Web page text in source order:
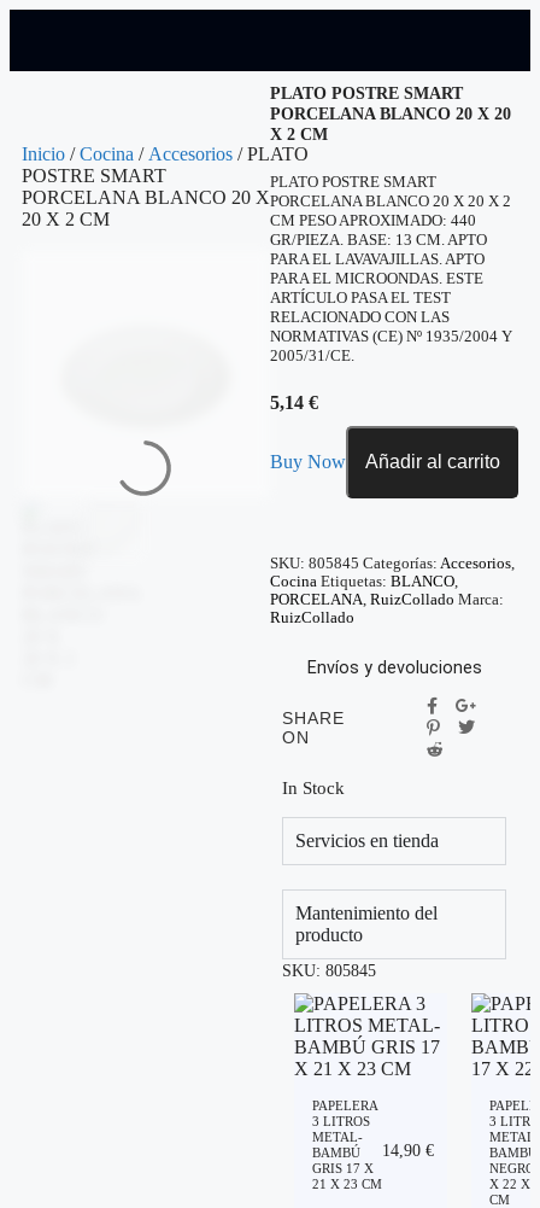
Inicio /Cocina / Accesorios / PLATO
POSTRE SMART
PORCELANA BLANCO 20 X
20 X 2 CM
PLATO POSTRE SMART
PORCELANA BLANCO 20 X 20
X 2 CM
PLATO POSTRE SMART
PORCELANA BLANCO 20 X 20 X 2
CM PESO APROXIMADO: 440
GR/PIEZA. BASE: 13 CM. APTO
PARA EL LAVAVAJILLAS. APTO
PARA EL MICROONDAS. ESTE
ARTÍCULO PASA EL TEST
RELACIONADO CON LAS
NORMATIVAS (CE) Nº 1935/2004 Y
2005/31/CE.
5,14 €
Buy Now Añadir al carrito
SKU: 805845 Categorías: Accesorios,
Cocina Etiquetas: BLANCO,
PORCELANA, RuizCollado Marca:
RuizCollado
Envíos y devoluciones
SHARE
ON
In Stock
Servicios en tienda
Mantenimiento del
producto
SKU: 805845
PAPELERA
3 LITROS
METAL-
BAMBÚ
GRIS 17 X
21 X 23 CM
14,90€
3
METAL-
BAMBÚ
NEGRO
X 22 X
CM